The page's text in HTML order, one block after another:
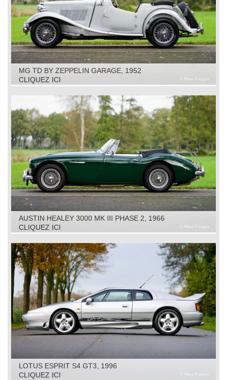
MG TD BY ZEPPELIN GARAGE, 1952
CLIQUEZ ICI
AUSTIN HEALEY 3000 MK III PHASE 2, 1966
CLIQUEZ ICI
LOTUS ESPRIT S4 GT3, 1996
CLIQUEZ ICI